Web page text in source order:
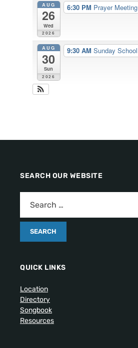
AUG
26
Wed
2026
6:30 PM Prayer Meeting
AUG
30
Sun
2026
9:30 AM Sunday School
SEARCH OUR WEBSITE
QUICK LINKS
Location
Directory
Songbook
Resources